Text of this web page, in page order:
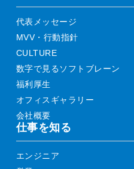
代表メッセージ
MVV・行動指針
CULTURE
数字で見るソフトブレーン
福利厚生
オフィスギャラリー
会社概要
仕事を知る
エンジニア